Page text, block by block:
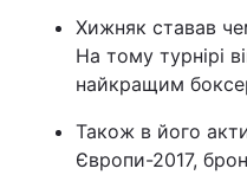
Хижняк ставав
На тому турнірі
найкращим
Також в його
Європи-2017,